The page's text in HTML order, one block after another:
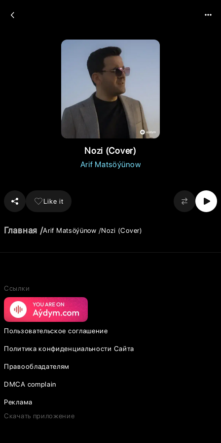
Nozi (Cover)
Arif Matsöýünow
Like it
Главная Arif Matsöýünow Nozi (Cover)
Ссылки
Пользовательское соглашение
Политика конфиденциальности Сайта
Правообладателям
DMCA complain
Реклама
Скачать приложение